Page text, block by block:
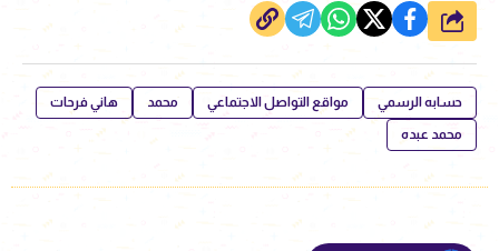
شارك
حسابه الرسمي مواقع التواصل الاجتماعي محمد هاني فرحات
محمد عبده